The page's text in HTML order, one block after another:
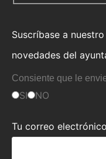
Suscríbase a
novedades del
Consiente que le
SI NO
Tu correo electrónico